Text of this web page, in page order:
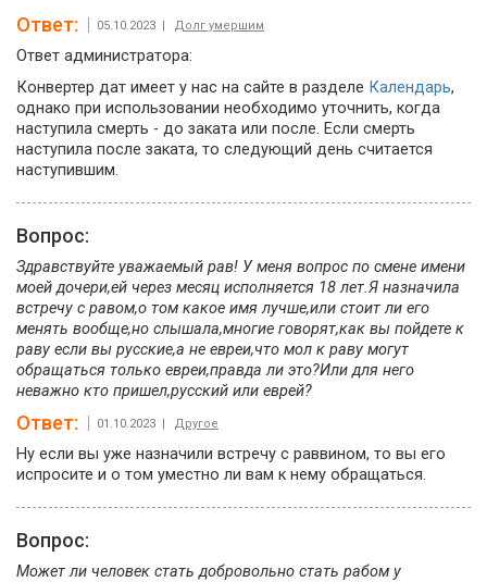
Ответ: 05.10.2023 | Долг умершим
Ответ администратора:
Конвертер дат имеет у нас на сайте в разделе Календарь,
однако при использовании необходимо уточнить, когда
наступила смерть - до заката или после. Если смерть
наступила после заката, то следующий день считается
наступившим.
Вопрос:
Здравствуйте уважаемый рав! У меня вопрос по смене имени
моей дочери,ей через месяц исполняется 18 лет.Я назначила
встречу с равом,о том какое имя лучше,или стоит ли его
менять вообще,но слышала,многие говорят,как вы пойдете к
раву если вы русские,а не евреи,что мол к раву могут
обращаться только евреи,правда ли это?Или для него
неважно кто пришел,русский или еврей?
Ответ: 01.10.2023 | Другое
Ну если вы уже назначили встречу с раввином, то вы его
испросите и о том уместно ли вам к нему обращаться.
Вопрос:
Может ли человек стать добровольно стать рабом у